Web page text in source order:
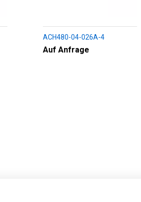
ACH480-04-026A-4
Auf Anfrage